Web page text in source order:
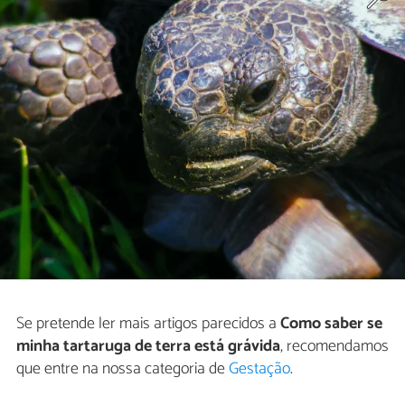
Se pretende ler mais artigos parecidos aComo saber se
minha tartaruga de terra está grávida, recomendamos
que entre na nossa categoria deGestação.